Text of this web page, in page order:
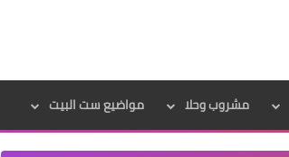
مشروب وحلا مواضيع ست البيت